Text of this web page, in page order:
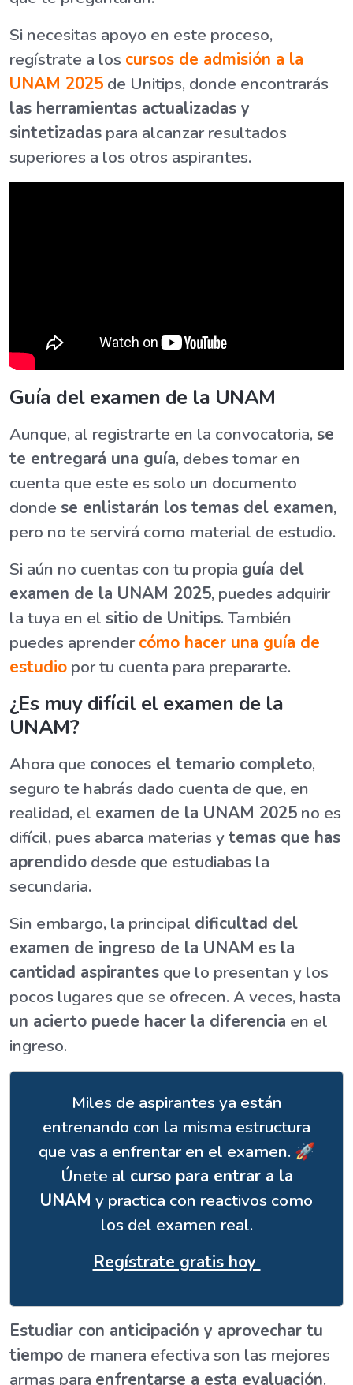
Si necesitas apoyo en este proceso,
regístrate a los cursos de admisión a la
UNAM 2025 de Unitips, donde encontrarás
las herramientas actualizadas y
sintetizadas para alcanzar resultados
superiores a los otros aspirantes.
Guía del examen de la UNAM
Aunque, al registrarte en la convocatoria, se
te entregará una guía, debes tomar en
cuenta que este es solo un documento
donde se enlistarán los temas del examen,
pero no te servirá como material de estudio.
Si aún no cuentas con tu propia guía del
examen de la UNAM 2025, puedes adquirir
la tuya en el sitio de Unitips. También
puedes aprendercómo hacer una guía de
estudio por tu cuenta para prepararte.
¿Es muy difícil el examen de la
UNAM?
Ahora que conoces el temario completo,
seguro te habrás dado cuenta de que, en
realidad, el examen de la UNAM 2025 no es
difícil, pues abarca materias ytemas que has
aprendido desde que estudiabas la
secundaria.
Sin embargo, la principal dificultad del
examen de ingreso de la UNAM es la
cantidad aspirantes que lo presentan y los
pocos lugares que se ofrecen. A veces, hasta
un acierto puede hacer la diferencia en el
ingreso.
Miles de aspirantes ya están
entrenando con la misma estructura
que vas a enfrentar en el examen. 🚀
Únete al curso para entrar a la
UNAM y practica con reactivos como
los del examen real.
Regístrate gratis hoy
Estudiar con anticipación y aprovechar tu
tiempo de manera efectiva son las mejores
armas para enfrentarse a esta evaluación.